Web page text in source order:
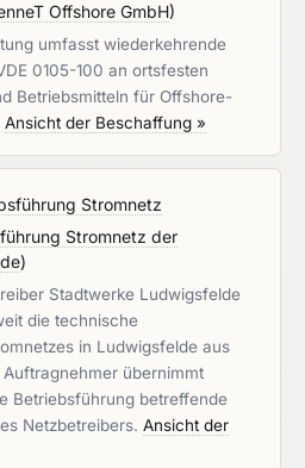
Offshore GmbH)
umfasst wiederkehrende
0105-100 an ortsfesten
Betriebsmitteln für Offshore-
Ansicht der Beschaffung »
Stromnetz
Stromnetz der
)
Stadtwerke Ludwigsfelde
die technische
in Ludwigsfelde aus
übernimmt
Betriebsführung betreffende
Netzbetreibers. Ansicht der